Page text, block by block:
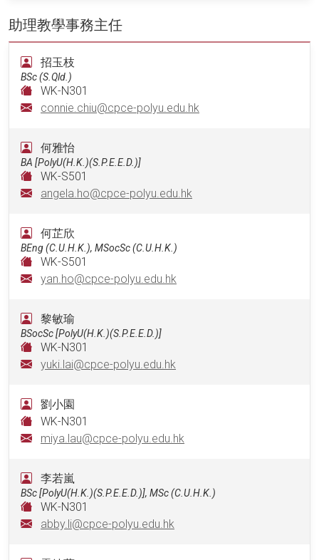
助理教學事務主任
招玉枝
BSc (S.Qld.)
WK-N301
connie.chiu@cpce-polyu.edu.hk
何雅怡
BA [PolyU(H.K.)(S.P.E.E.D.)]
WK-S501
angela.ho@cpce-polyu.edu.hk
何芷欣
BEng (C.U.H.K.), MSocSc (C.U.H.K.)
WK-S501
yan.ho@cpce-polyu.edu.hk
黎敏瑜
BSocSc [PolyU(H.K.)(S.P.E.E.D.)]
WK-N301
yuki.lai@cpce-polyu.edu.hk
劉小園
WK-N301
miya.lau@cpce-polyu.edu.hk
李若嵐
BSc [PolyU(H.K.)(S.P.E.E.D.)], MSc (C.U.H.K.)
WK-N301
abby.li@cpce-polyu.edu.hk